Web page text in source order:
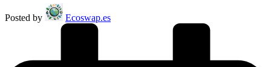
Posted by Ecoswap.es